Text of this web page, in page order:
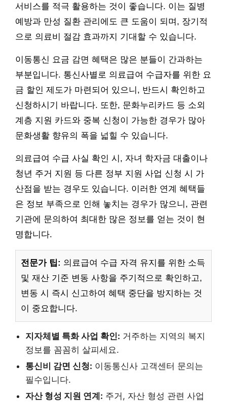
서비스를 적극 활용하는 것이 좋습니다. 이는 질병
예방과 만성 질환 관리에도 큰 도움이 되며, 장기적
으로 의료비 절감 효과까지 기대할 수 있습니다.
이동통신 요금 감면 혜택은 많은 분들이 간과하는
부분입니다. 통신사별로 의료급여 수급자를 위한 요
금 할인 제도가 마련되어 있으니, 반드시 확인하고
신청하시기 바랍니다. 또한, 문화누리카드 등 소외
계층 지원 카드와 중복 신청이 가능한 경우가 많아
문화생활 향유의 폭을 넓힐 수 있습니다.
의료급여 수급 사실 확인 시, 자녀 학자금 대출이나
청년 주거 지원 등 다른 정부 지원 사업 신청 시 가
산점을 받는 경우도 있습니다. 이러한 연계 혜택들
은 정보 부족으로 인해 놓치는 경우가 많으니, 관련
기관에 문의하여 최대한 많은 정보를 얻는 것이 현
명합니다.
전문가 팁: 의료급여 수급 자격 유지를 위한 소득
및 재산 기준 변동 사항을 주기적으로 확인하고,
변동 시 즉시 신고하여 혜택 중단을 방지하는 것
이 중요합니다.
지자체별 특화 사업 확인: 거주하는 지역의 복지
정보를 꼼꼼히 살피세요.
통신비 감면 신청: 이동통신사 고객센터 문의는
필수입니다.
자산 형성 지원 연계: 주거, 자산 형성 관련 사업